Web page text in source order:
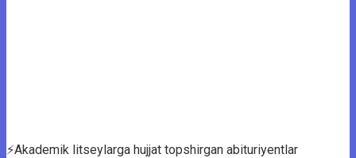
⚡️Akademik litseylarga hujjat topshirgan abituriyentlar